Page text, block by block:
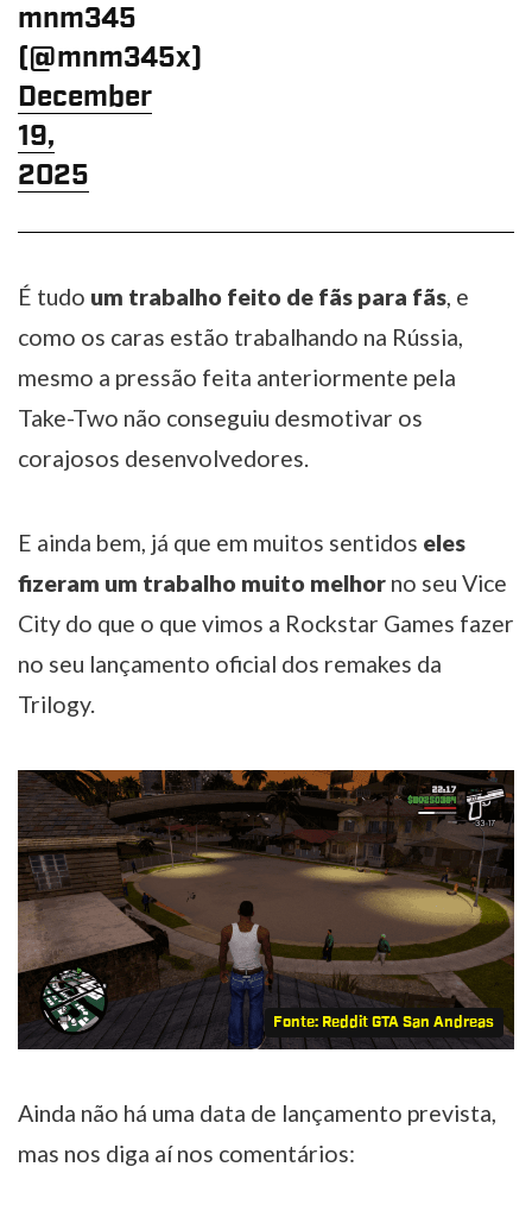
mnm345
(@mnm345x)
December
19,
2025
É tudo um trabalho feito de fãs para fãs, e
como os caras estão trabalhando na Rússia,
mesmo a pressão feita anteriormente pela
Take-Two não conseguiu desmotivar os
corajosos desenvolvedores.
E ainda bem, já que em muitos sentidos eles
fizeram um trabalho muito melhor no seu Vice
City do que o que vimos a Rockstar Games fazer
no seu lançamento oficial dos remakes da
Trilogy.
Fonte: Reddit GTA San Andreas
Ainda não há uma data de lançamento prevista,
mas nos diga aí nos comentários: